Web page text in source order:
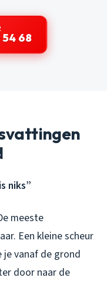
54 68
niks”
meeste
Een kleine scheur
je vanaf de grond
door naar de